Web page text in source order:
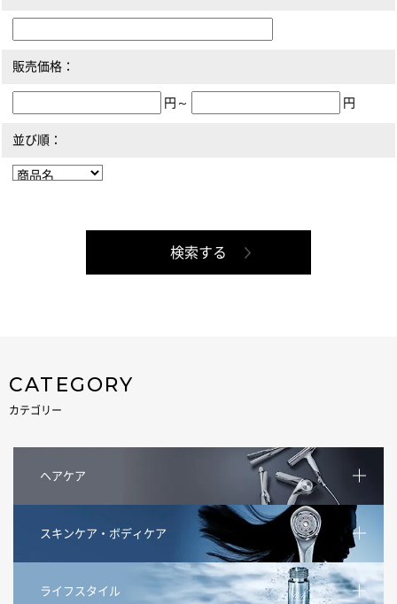
販売価格：
円～ 円
並び順：
CATEGORY
カテゴリー
ヘアケア
スキンケア・ボディケア
ライフスタイル